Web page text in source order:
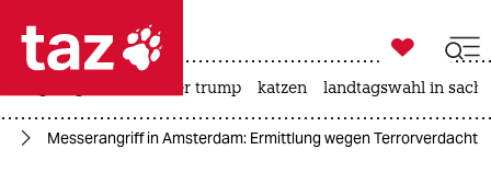
 taz zahl ich
taz zahl ich

taz zahl ich
usa unter trump katzen landtagswahl in
Messerangriff in Amsterdam: Ermittlung wegen Terrorverdachts